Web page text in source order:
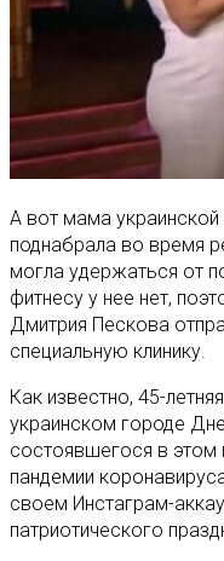
А вот мама
поднабрала во время
могла удержаться от
фитнесу у нее нет,
Дмитрия Пескова
специальную клинику.
Как известно, 45-
украинском городе
состоявшегося в этом
пандемии
своем Инстаграм-
патриотического